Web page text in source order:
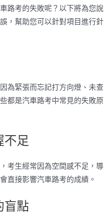
路考的失敗呢？以下將為您說
，幫助您可以針對項目進行針
為緊張而忘記打方向燈、未查
都是汽車路考中常見的失敗原
不足
考生經常因為空間感不足，導
直接影響汽車路考的成績。
盲點